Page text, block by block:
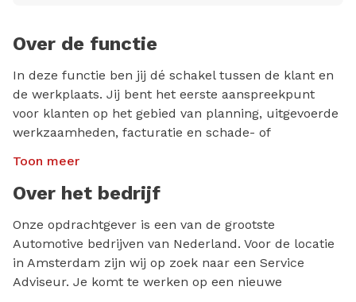
Over de functie
In deze functie ben jij dé schakel tussen de klant en
de werkplaats. Jij bent het eerste aanspreekpunt
voor klanten op het gebied van planning, uitgevoerde
werkzaamheden, facturatie en schade- of
rol om gastheerschap en klanttevredenheid.
Ongeacht het voertuig of het probleem, jij zorgt
ervoor dat de klant weer blij naar huis gaat!
Naast het ontvangen van klanten, probleem of
behoefte bepalen en met de klant afstemmen wat er
moet gebeuren aan de auto, bespreek je de factuur
Toon meer
Over het bedrijf
Onze opdrachtgever is een van de grootste
Automotive bedrijven van Nederland. Voor de locatie
in Amsterdam zijn wij op zoek naar een Service
Adviseur. Je komt te werken op een nieuwe